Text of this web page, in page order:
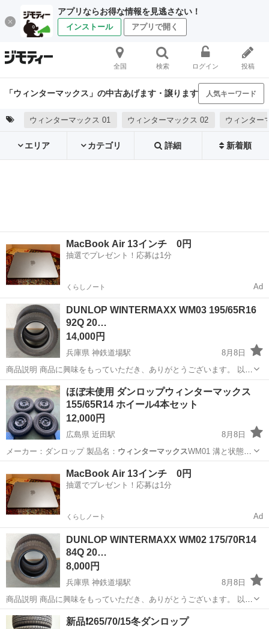
アプリならお得な情報を見逃さない！
インストール アプリで開く
全国 検索 ログイン 投稿
「ウィンターマックス」の中古あげます・譲ります 人気キーワード
ウィンターマックス 01 ウィンターマックス 02 ウィンター
エリア カテゴリ 詳細 新着順
MacBook Air 13インチ 0円
抽選でプレゼント！応募は1分
くらしノート Ad
DUNLOP WINTERMAXX WM03 195/65R16
92Q 20…
14,000円
兵庫県 神鉄道場駅
8月8日
商品説明 商品に興味をもっていただき、ありがとうございます。 以下
お読みいただき、入札をお待ちしています。 自社評価 まだまだ使用し
ていただけます。 商品説明 DUNLOP ...
兵庫 神戸市 神鉄道場駅 タイヤ、ホイール
スタッドレスタイヤ
ほぼ未使用 ダンロップウィンターマックス
155/65R14 ホイール4本セット
12,000円
広島県 近田駅
8月8日
メーカー：ダンロップ 製品名： ウィンターマックスWM01 溝と状態は
画像をよく…
タイヤ、ホイール
ダンロップウィンターマックス
MacBook Air 13インチ 0円
抽選でプレゼント！応募は1分
くらしノート Ad
DUNLOP WINTERMAXX WM02 175/70R14
84Q 20…
8,000円
兵庫県 神鉄道場駅
8月8日
商品説明 商品に興味をもっていただき、ありがとうございます。 以下
お読みいただき、入札をお待ちしています。 自社評価 まだまだ使用し
ていただけます。 商品説明 DUNLOP ...
兵庫 神戸市 神鉄道場駅 タイヤ、ホイール
新品❗️265/70/15冬ダンロップ